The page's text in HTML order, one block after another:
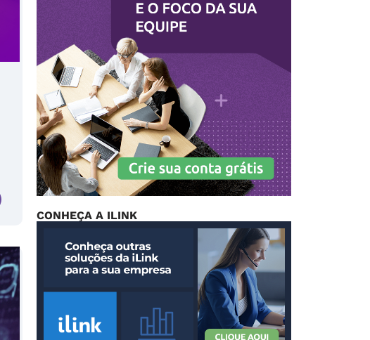
CONHEÇA A ILINK